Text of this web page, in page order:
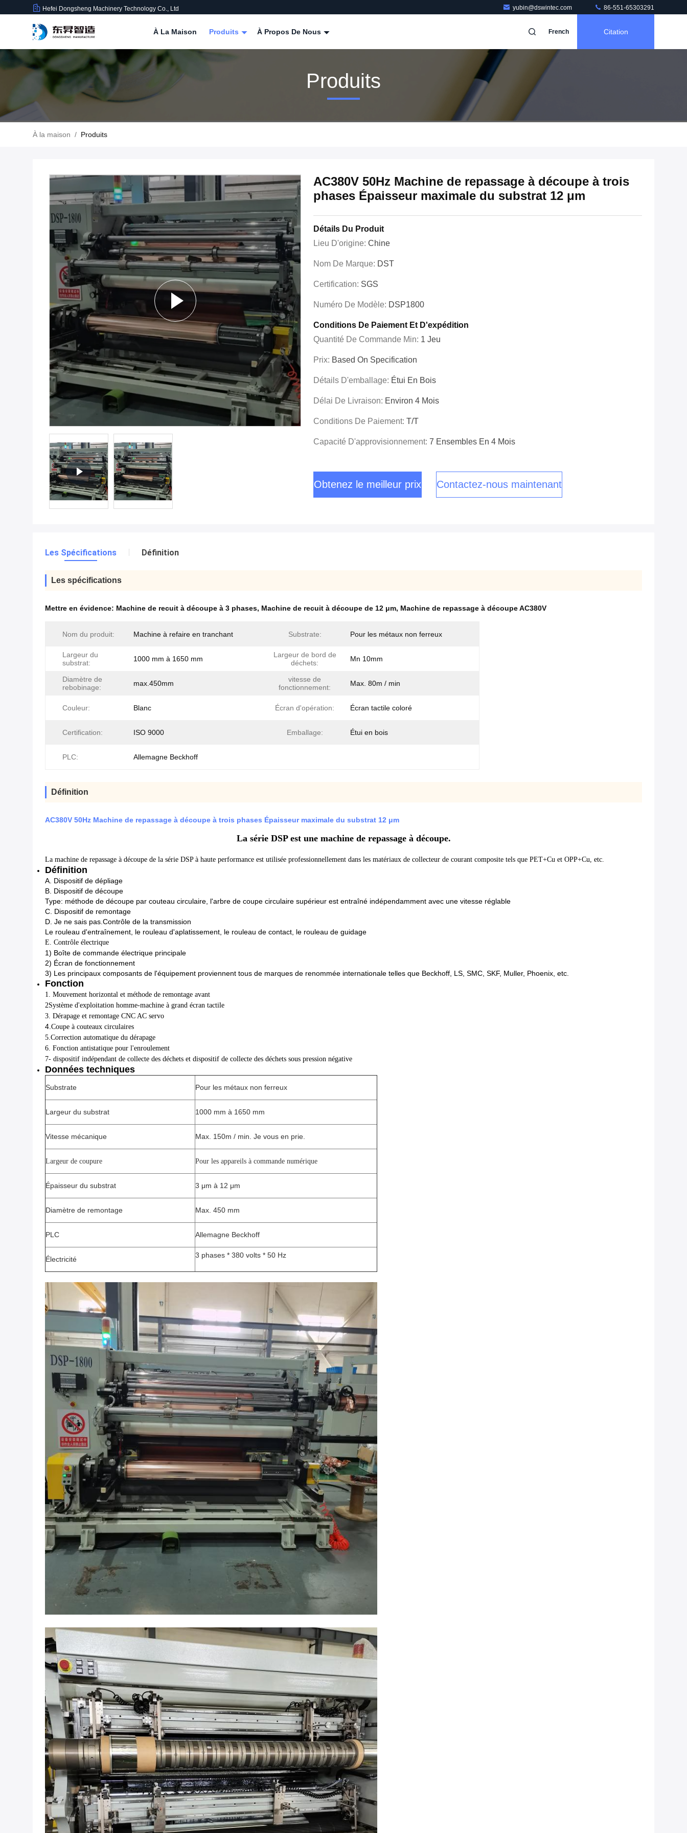
Hefei Dongsheng Machinery Technology Co., Ltd yubin@dswintec.com 86-551-65303291
À La Maison Produits À Propos De Nous French Citation
Produits
À la maison / Produits
AC380V 50Hz Machine de repassage à découpe à trois
phases Épaisseur maximale du substrat 12 μm
Détails Du Produit
Lieu D'origine: Chine
Nom De Marque: DST
Certification: SGS
Numéro De Modèle: DSP1800
Conditions De Paiement Et D'expédition
Quantité De Commande Min: 1 Jeu
Prix: Based On Specification
Détails D'emballage: Étui En Bois
Délai De Livraison: Environ 4 Mois
Conditions De Paiement: T/T
Capacité D'approvisionnement: 7 Ensembles En 4 Mois
Obtenez le meilleur prix Contactez-nous maintenant
Les Spécifications Définition
Les spécifications
Mettre en évidence: Machine de recuit à découpe à 3 phases, Machine de recuit à découpe de 12 μm, Machine de repassage à découpe AC380V
Nom du produit: Machine à refaire en tranchant Substrate: Pour les métaux non ferreux
Largeur du
substrat:
1000 mm à 1650 mm
Largeur de bord de
déchets:
Mn 10mm
Diamètre de
rebobinage:
max.450mm
vitesse de
fonctionnement:
Max. 80m / min
Couleur: Blanc Écran d'opération: Écran tactile coloré
Certification: ISO 9000 Emballage: Étui en bois
PLC: Allemagne Beckhoff
Définition
AC380V 50Hz Machine de repassage à découpe à trois phases Épaisseur maximale du substrat 12 μm
La série DSP est une machine de repassage à découpe.
La machine de repassage à découpe de la série DSP à haute performance est utilisée professionnellement dans les matériaux de collecteur de courant composite tels que PET+Cu et OPP+Cu, etc.
Définition
A. Dispositif de dépliage
B. Dispositif de découpe
Type: méthode de découpe par couteau circulaire, l'arbre de coupe circulaire supérieur est entraîné indépendamment avec une vitesse réglable
C. Dispositif de remontage
D. Je ne sais pas. Contrôle de la transmission
Le rouleau d'entraînement, le rouleau d'aplatissement, le rouleau de contact, le rouleau de guidage
E. Contrôle électrique
1) Boîte de commande électrique principale
2) Écran de fonctionnement
3) Les principaux composants de l'équipement proviennent tous de marques de renommée internationale telles que Beckhoff, LS, SMC, SKF, Muller, Phoenix, etc.
Fonction
1. Mouvement horizontal et méthode de remontage avant
2Système d'exploitation homme-machine à grand écran tactile
3. Dérapage et remontage CNC AC servo
4. Coupe à couteaux circulaires
5.Correction automatique du dérapage
6. Fonction antistatique pour l'enroulement
7- dispositif indépendant de collecte des déchets et dispositif de collecte des déchets sous pression négative
Données techniques
Substrate Pour les métaux non ferreux
Largeur du substrat 1000 mm à 1650 mm
Vitesse mécanique Max. 150m / min. Je vous en prie.
Largeur de coupure Pour les appareils à commande numérique
Épaisseur du substrat 3 μm à 12 μm
Diamètre de remontage Max. 450 mm
PLC Allemagne Beckhoff
Électricité 3 phases * 380 volts * 50 Hz